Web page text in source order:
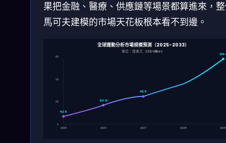
果把金融、醫療、供應鏈等場景都算進來，
馬可夫建模的市場天花板根本看不到邊。
全球運動分析市場規模預測（2025-2033）
單位：億美元（USD Billion）
2025 2026 2027 2028 2033
0
30
60
90
42.5
58.5
80.5